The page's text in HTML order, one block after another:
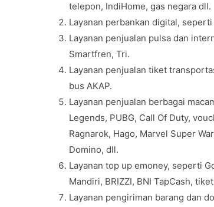
telepon, IndiHome, gas negara dll.
Layanan perbankan digital,
Layanan penjualan pulsa dan
Smartfren, Tri.
Layanan penjualan tiket
bus AKAP.
Layanan penjualan berbagai
Legends, PUBG, Call Of Duty,
Ragnarok, Hago, Marvel Super
Domino, dll.
Layanan top up emoney, seperti
Mandiri, BRIZZI, BNI TapCash,
Layanan pengiriman barang dan